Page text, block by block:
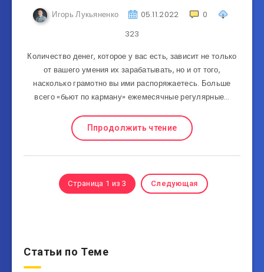
Игорь Лукьяненко 05.11.2022
0
323
Количество денег, которое у вас есть, зависит не только
от вашего умения их зарабатывать, но и от того,
насколько грамотно вы ими распоряжаетесь. Больше
всего «бьют по карману» ежемесячные регулярные…
Ппродолжить чтение
Страница 1 из 3 Следующая
Статьи по Теме